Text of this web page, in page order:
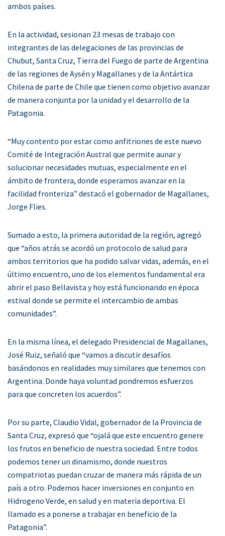
ambos países.
En la actividad, sesionan 23 mesas de trabajo con
integrantes de las delegaciones de las provincias de
Chubut, Santa Cruz, Tierra del Fuego de parte de Argentina
de las regiones de Aysén y Magallanes y de la Antártica
Chilena de parte de Chile que tienen como objetivo avanzar
de manera conjunta por la unidad y el desarrollo de la
Patagonia.
“Muy contento por estar como anfitriones de este nuevo
Comité de Integración Austral que permite aunar y
solucionar necesidades mutuas, especialmente en el
ámbito de frontera, donde esperamos avanzar en la
facilidad fronteriza” destacó el gobernador de Magallanes,
Jorge Flies.
Sumado a esto, la primera autoridad de la región, agregó
que “años atrás se acordó un protocolo de salud para
ambos territorios que ha podido salvar vidas, además, en el
último encuentro, uno de los elementos fundamental era
abrir el paso Bellavista y hoy está funcionando en época
estival donde se permite el intercambio de ambas
comunidades”.
En la misma línea, el delegado Presidencial de Magallanes,
José Ruiz, señaló que “vamos a discutir desafíos
basándonos en realidades muy similares que tenemos con
Argentina. Donde haya voluntad pondremos esfuerzos
para que concreten los acuerdos”.
Por su parte, Claudio Vidal, gobernador de la Provincia de
Santa Cruz, expresó que “ojalá que este encuentro genere
los frutos en beneficio de nuestra sociedad. Entre todos
podemos tener un dinamismo, donde nuestros
compatriotas puedan cruzar de manera más rápida de un
país a otro. Podemos hacer inversiones en conjunto en
Hidrogeno Verde, en salud y en materia deportiva. El
llamado es a ponerse a trabajar en beneficio de la
Patagonia”.